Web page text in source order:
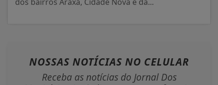
NOSSAS NOTÍCIAS NO CELULAR
Receba as notícias do Jornal Dos